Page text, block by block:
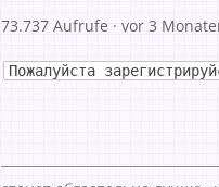
73.737 Aufrufe · vor 3
Пожалуйста